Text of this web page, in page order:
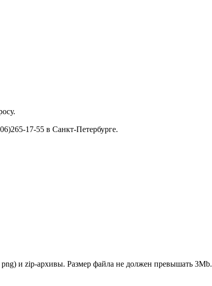
17-55 в Санкт-Петербурге.
и zip-архивы. Размер файла не должен превышать 3Mb.